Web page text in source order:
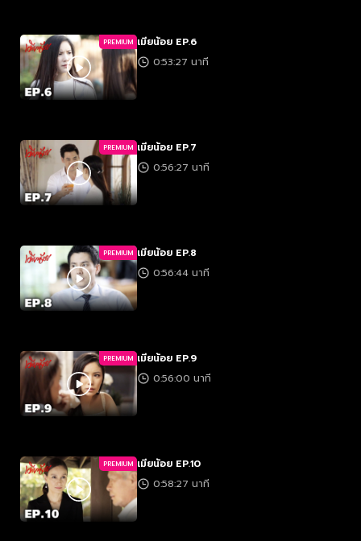
PREMIUM เมียน้อย EP.6
0:53:27 นาที
PREMIUM เมียน้อย EP.7
0:56:27 นาที
PREMIUM เมียน้อย EP.8
0:56:44 นาที
PREMIUM เมียน้อย EP.9
0:56:00 นาที
PREMIUM เมียน้อย EP.10
0:58:27 นาที